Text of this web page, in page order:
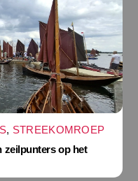
, STREEKOMROEP
zeilpunters op het